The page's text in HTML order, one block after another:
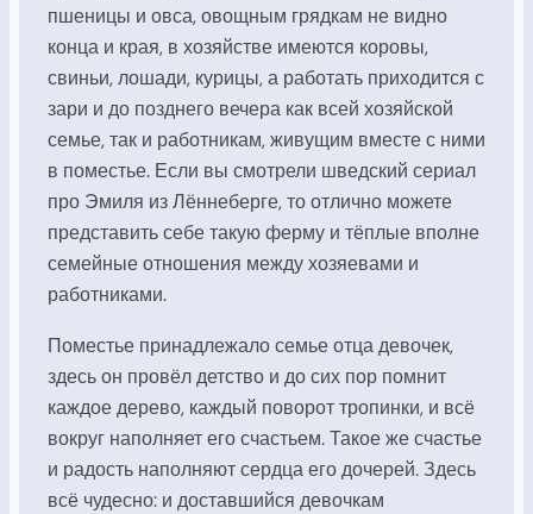
пшеницы и овса, овощным грядкам не видно
конца и края, в хозяйстве имеются коровы,
свиньи, лошади, курицы, а работать приходится с
зари и до позднего вечера как всей хозяйской
семье, так и работникам, живущим вместе с ними
в поместье. Если вы смотрели шведский сериал
про Эмиля из Лённеберге, то отлично можете
представить себе такую ферму и тёплые вполне
семейные отношения между хозяевами и
работниками.
Поместье принадлежало семье отца девочек,
здесь он провёл детство и до сих пор помнит
каждое дерево, каждый поворот тропинки, и всё
вокруг наполняет его счастьем. Такое же счастье
и радость наполняют сердца его дочерей. Здесь
всё чудесно: и доставшийся девочкам